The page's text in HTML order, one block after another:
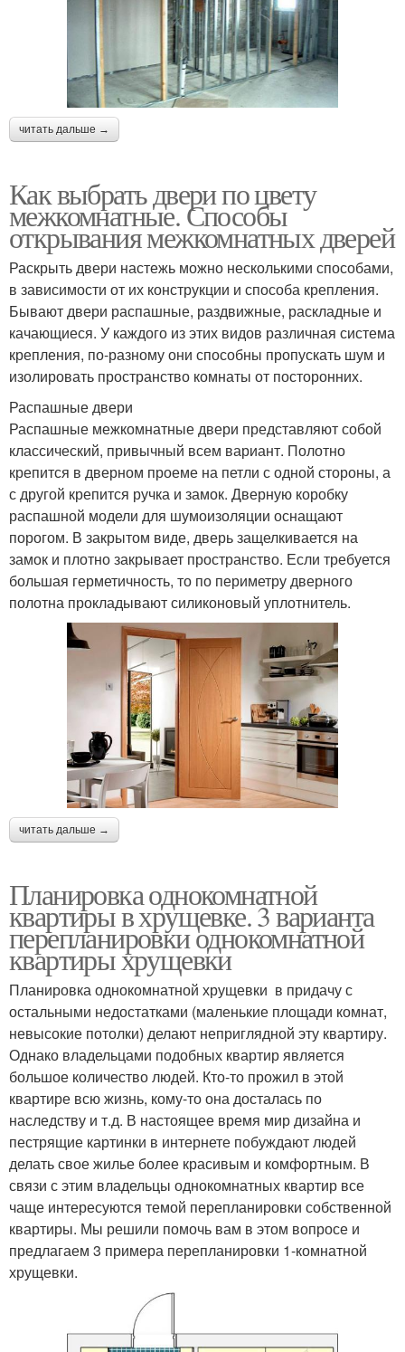
читать дальше →
Как выбрать двери по цвету
межкомнатные. Способы
открывания межкомнатных дверей
Раскрыть двери настежь можно несколькими способами,
в зависимости от их конструкции и способа крепления.
Бывают двери распашные, раздвижные, раскладные и
качающиеся. У каждого из этих видов различная система
крепления, по-разному они способны пропускать шум и
изолировать пространство комнаты от посторонних.
Распашные двери
Распашные межкомнатные двери представляют собой
классический, привычный всем вариант. Полотно
крепится в дверном проеме на петли с одной стороны, а
с другой крепится ручка и замок. Дверную коробку
распашной модели для шумоизоляции оснащают
порогом. В закрытом виде, дверь защелкивается на
замок и плотно закрывает пространство. Если требуется
большая герметичность, то по периметру дверного
полотна прокладывают силиконовый уплотнитель.
читать дальше →
Планировка однокомнатной
квартиры в хрущевке. 3 варианта
перепланировки однокомнатной
квартиры хрущевки
Планировка однокомнатной хрущевки в придачу с
остальными недостатками (маленькие площади комнат,
невысокие потолки) делают неприглядной эту квартиру.
Однако владельцами подобных квартир является
большое количество людей. Кто-то прожил в этой
квартире всю жизнь, кому-то она досталась по
наследству и т.д. В настоящее время мир дизайна и
пестрящие картинки в интернете побуждают людей
делать свое жилье более красивым и комфортным. В
связи с этим владельцы однокомнатных квартир все
чаще интересуются темой перепланировки собственной
квартиры. Мы решили помочь вам в этом вопросе и
предлагаем 3 примера перепланировки 1-комнатной
хрущевки.